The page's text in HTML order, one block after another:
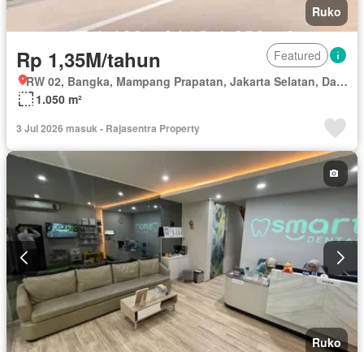
Ruko
Rp 1,35M/tahun
Featured
RW 02, Bangka, Mampang Prapatan, Jakarta Selatan, Daerah Khusus Ibukota Jakarta
1.050 m²
3 Jul 2026 masuk - Rajasentra Property
Ruko